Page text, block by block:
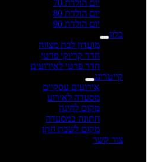
יום הולדת 70
יום הולדת 80
יום הולדת 90
בלוג
מועדון לבת מצווה
חדר קריוקי פרטי
חדר פרטי לאירועים
קייטרינג
אירועים עסקיים
מסעדה לאירוע
מקום לחינה
חתונה במסעדה
מקום לשבת חתן
צור קשר